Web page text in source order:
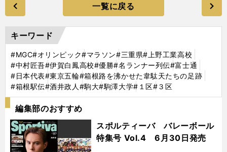
一覧に戻る
キーワード
#MGC#オリンピック#マラソン#三重県#上野工業高校
#中村匠吾#伊賀白鳳高校#優勝#名ランナー列伝#富士通
#日本代表#東京五輪#箱根路を沸かせた韋駄天たちの足跡
#箱根駅伝#酒井政人 #駒大#駒澤大学#１区#３区
編集部のおすすめ
スポルティーバ バレーボール
特集号 Vol.4 6月30日発売